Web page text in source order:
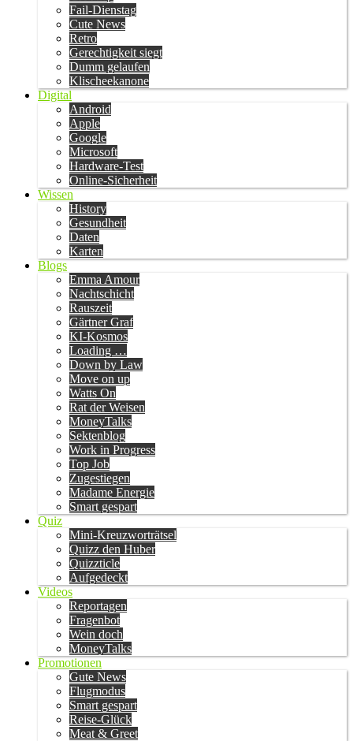
Fail-Dienstag
Cute News
Retro
Gerechtigkeit siegt
Dumm gelaufen
Klischeekanone
Digital
Android
Apple
Google
Microsoft
Hardware-Test
Online-Sicherheit
Wissen
History
Gesundheit
Daten
Karten
Blogs
Emma Amour
Nachtschicht
Rauszeit
Gärtner Graf
KI-Kosmos
Loading …
Down by Law
Move on up
Watts On
Rat der Weisen
MoneyTalks
Sektenblog
Work in Progress
Top Job
Zugestiegen
Madame Energie
Smart gespart
Quiz
Mini-Kreuzworträtsel
Quizz den Huber
Quizzticle
Aufgedeckt
Videos
Reportagen
Fragenbot
Wein doch
MoneyTalks
Promotionen
Gute News
Flugmodus
Smart gespart
Reise-Glück
Meat & Greet